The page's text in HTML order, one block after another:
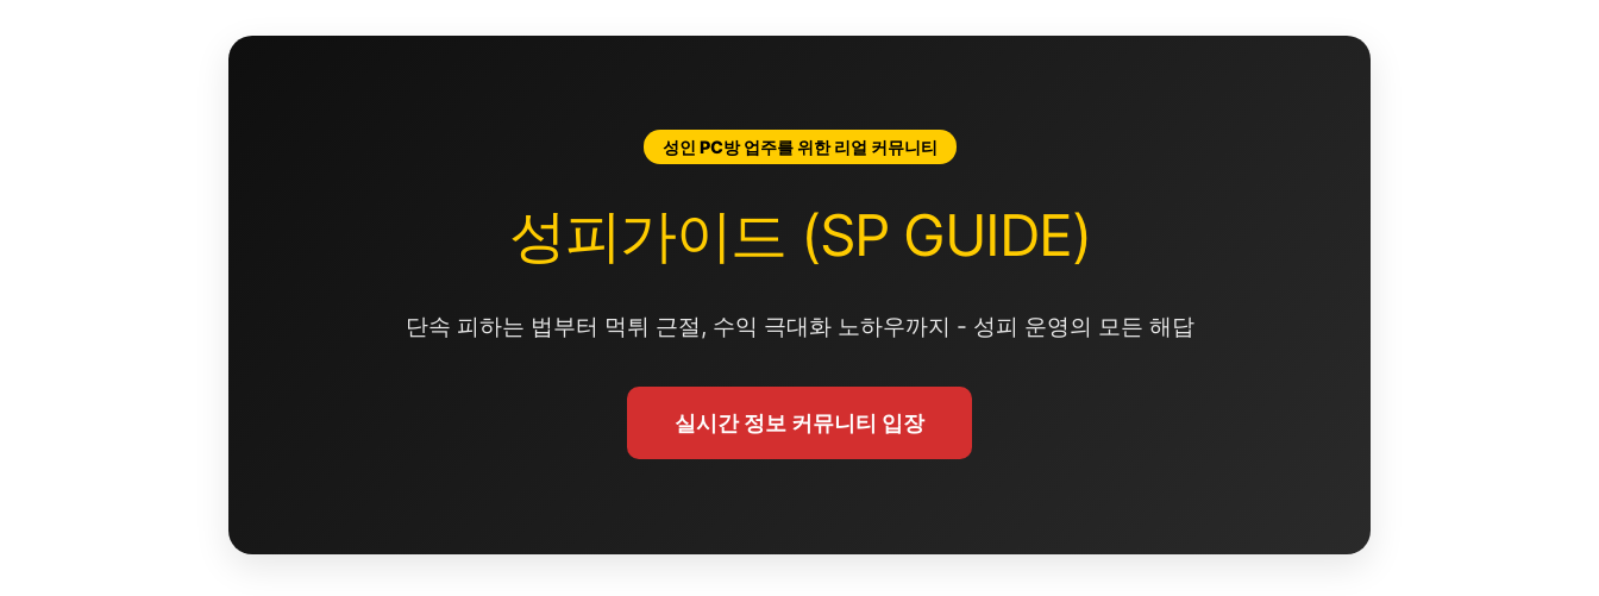
성인 PC방 업주를 위한 리얼 커뮤니티
성피가이드 (SP GUIDE)
단속 피하는 법부터 먹튀 근절, 수익 극대화 노하우까지 - 성피 운영의 모든 해답
실시간 정보 커뮤니티 입장